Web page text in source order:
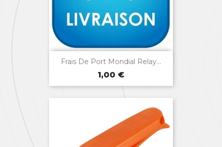
Frais De Port Mondial Relay...
Prix
1,00 €
Aperçu rapide